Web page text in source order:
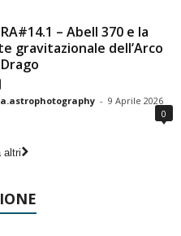
– Abell 370 e la
gravitazionale dell’Arco
- 9 Aprile 2026
0
altri